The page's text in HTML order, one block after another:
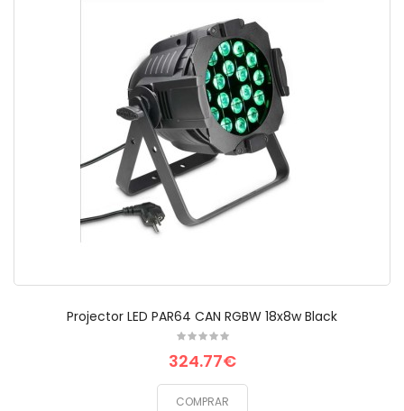
Projector LED PAR64 CAN RGBW 18x8w Black
324.77€
COMPRAR